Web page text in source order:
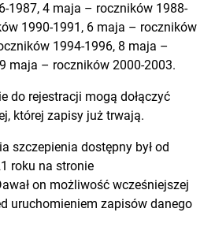
1987, 4 maja – roczników 1988-
1990-1991, 6 maja – roczników
1994-1996, 8 maja –
maja – roczników 2000-2003.
do rejestracji mogą dołączyć
której zapisy już trwają.
szczepienia dostępny był od
roku na stronie
on możliwość wcześniejszej
uruchomieniem zapisów danego